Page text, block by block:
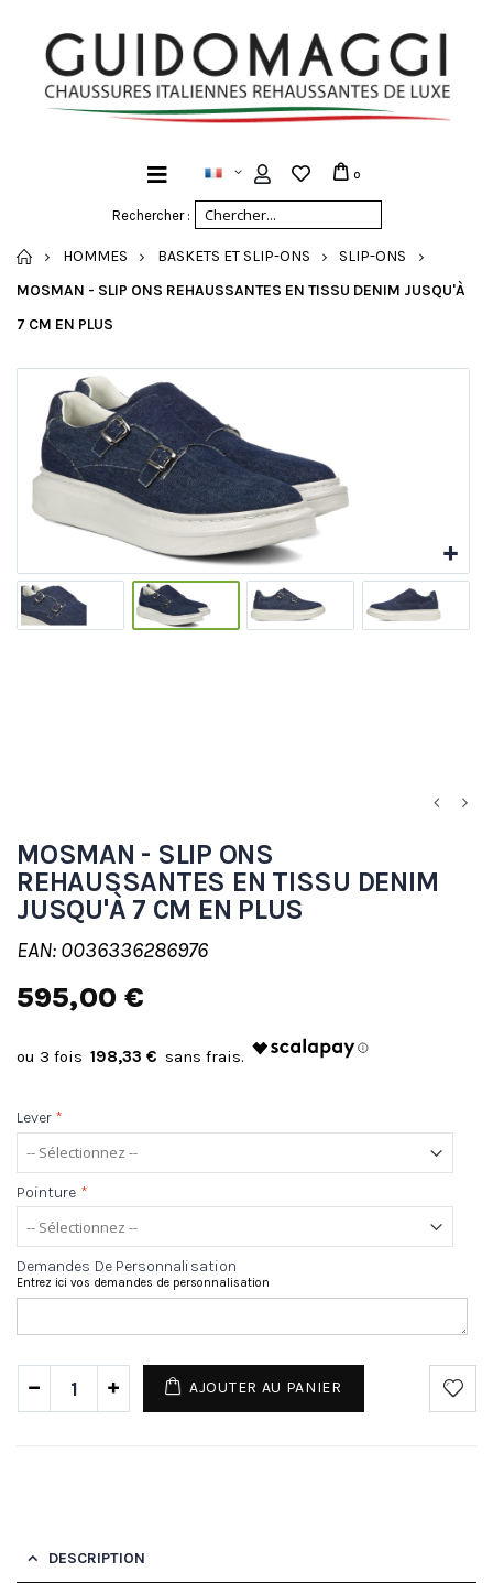
Rechercher :
0
ACCUEIL
HOMMES BASKETS ET SLIP-ONS
SLIP-ONS
MOSMAN - SLIP ONS REHAUSSANTES EN TISSU DENIM JUSQU'À
7 CM EN PLUS
MOSMAN - SLIP ONS
REHAUSSANTES EN TISSU DENIM
JUSQU'À 7 CM EN PLUS
EAN: 0036336286976
595,00 €
198,33 €
Lever *
Pointure *
Demandes De Personnalisation
Entrez ici vos demandes de personnalisation
AJOUTER AU PANIER
DESCRIPTION